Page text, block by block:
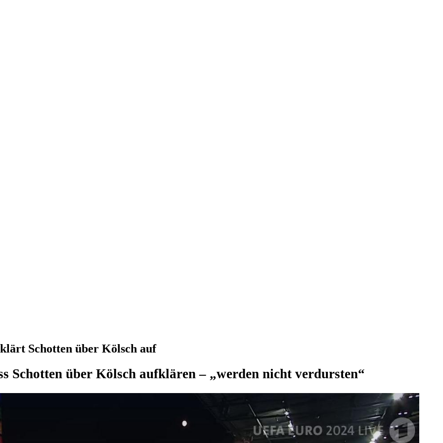
Schotten über Kölsch auf
Schotten über Kölsch aufklären – „werden nicht verdursten“